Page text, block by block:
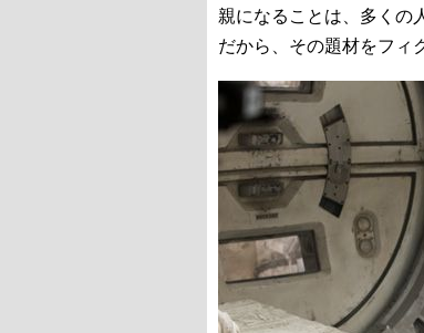
親になることは、多くの
だから、その題材をフィ